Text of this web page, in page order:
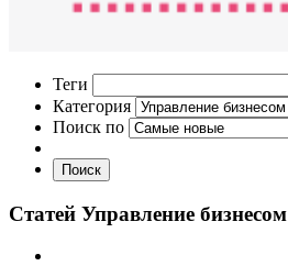
Теги
Категория
Поиск по
Поиск
Статей Управление бизнесом